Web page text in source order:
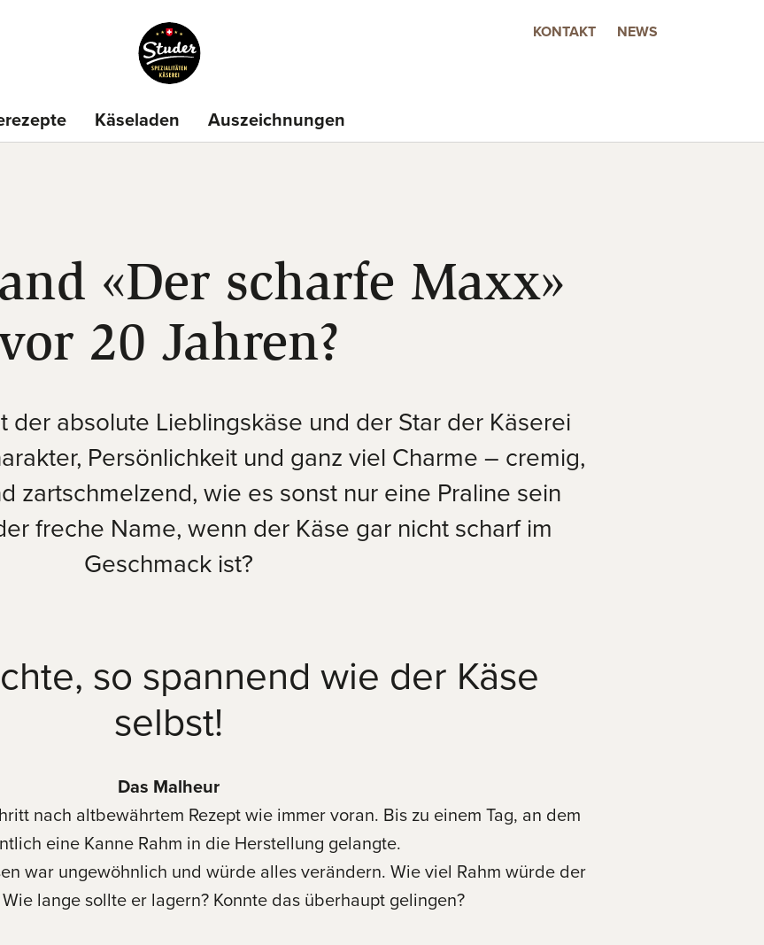
Käseladen Auszeichnungen
KONTAKT NEWS
«Der scharfe Maxx»
20 Jahren?
der absolute Lieblingskäse und der Star der Käserei
Persönlichkeit und ganz viel Charme – cremig,
zartschmelzend, wie es sonst nur eine Praline sein
freche Name, wenn der Käse gar nicht scharf im
Geschmack ist?
so spannend wie der Käse
selbst!
Das Malheur
nach altbewährtem Rezept wie immer voran. Bis zu einem Tag, an dem
eine Kanne Rahm in die Herstellung gelangte.
war ungewöhnlich und würde alles verändern. Wie viel Rahm würde der
lange sollte er lagern? Konnte das überhaupt gelingen?